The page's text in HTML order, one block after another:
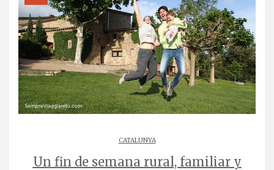
CATALUNYA
Un fin de semana rural, familiar y